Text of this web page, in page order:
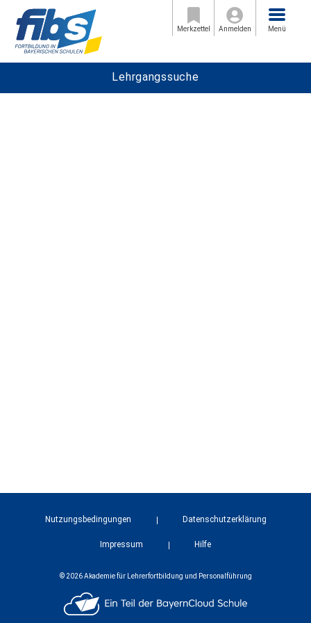
Merkzettel Anmelden
Menü
Menü
Lehrgangssuche
Nutzungsbedingungen Datenschutzerklärung
Impressum Hilfe
© 2026 Akademie für Lehrerfortbildung und Personalführung